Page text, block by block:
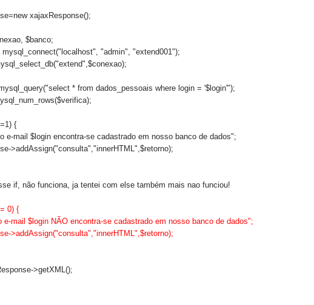
xajaxResponse();
$banco;
mysql_connect("localhost", "admin", "extend001");
* from dados_pessoais where login = '$login'");
{
e-mail $login encontra-se cadastrado em nosso banco de dados";
>addAssign("consulta","innerHTML",$retorno);
if, não funciona, ja tentei com else também mais nao funciou!
0) {
e-mail $login NÃO encontra-se cadastrado em nosso banco de dados";
>addAssign("consulta","innerHTML",$retorno);
>getXML();